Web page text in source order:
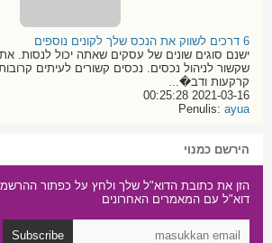
6 דרכים לשווק את הנכס שלך לקונים נוספים
ישנם סוגים שונים של עסקים שאתה יכול לנסות.
שקשור לניהול נכסים. נכסים קשורים לעיתים
קרקעות ודב�...
2021-03-16 00:25:28
Penulis: ayua
הירשם כמנוי
הזן את כתובת הדוא"ל שלך ולחץ על כפתור
דוא"ל עם המאמרים האחרונים
Subscribe